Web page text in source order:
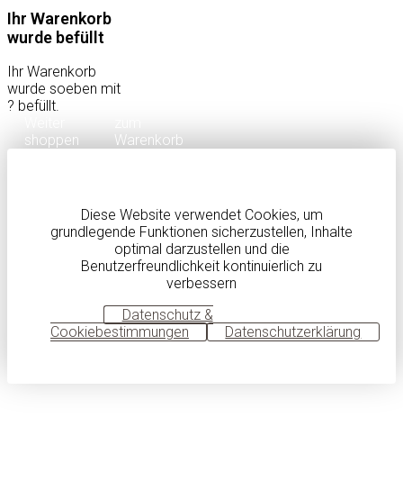
Ihr Warenkorb
wurde befüllt
Ihr Warenkorb
wurde soeben mit
? befüllt.
shoppen
Warenkorb
Diese Website verwendet Cookies, um
grundlegende Funktionen sicherzustellen, Inhalte
optimal darzustellen und die
Benutzerfreundlichkeit kontinuierlich zu
verbessern
Datenschutz &
Cookiebestimmungen
Datenschutzerklärung